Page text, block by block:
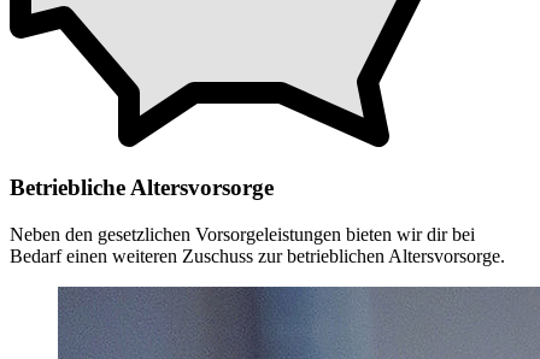
Betriebliche Altersvorsorge
Neben den gesetzlichen Vorsorgeleistungen bieten wir dir bei
Bedarf einen weiteren Zuschuss zur betrieblichen Altersvorsorge.